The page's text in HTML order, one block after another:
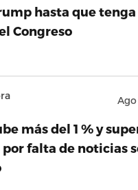
hasta que tenga
Congreso
Ago
más del 1 % y
por falta de noticias